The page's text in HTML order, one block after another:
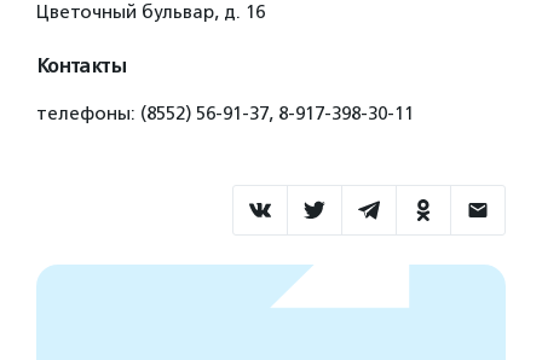
Цветочный бульвар, д. 16
Контакты
телефоны: (8552) 56-91-37, 8-917-398-30-11